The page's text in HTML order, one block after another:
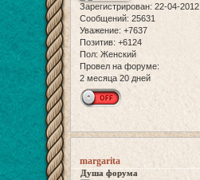
Зарегистрирован: 22-04-2012
Сообщений: 25631
Уважение: +7637
Позитив: +6124
Пол: Женский
Провел на форуме:
2 месяца 20 дней
margarita
Душа форума